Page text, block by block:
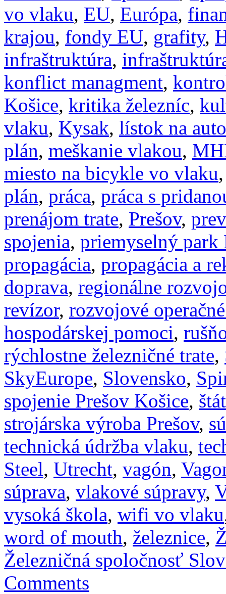
vo vlaku, EU, Európa,
krajou, fondy EU, grafity,
infraštruktúra,
konflict managment,
Košice, kritika železníc,
vlaku, Kysak, lístok na
plán, meškanie vlakou,
miesto na bicykle vo vlaku
plán, práca, práca s
prenájom trate, Prešov,
spojenia, priemyselný park
propagácia, propagácia a
doprava, regionálne
revízor, rozvojové
hospodárskej pomoci,
rýchlostne železničné trate,
SkyEurope, Slovensko,
spojenie Prešov Košice,
strojárska výroba Prešov,
technická údržba vlaku,
Steel, Utrecht, vagón,
súprava, vlakové súpravy,
vysoká škola, wifi vo vlaku
word of mouth, železnice,
Železničná spoločnosť
Comments